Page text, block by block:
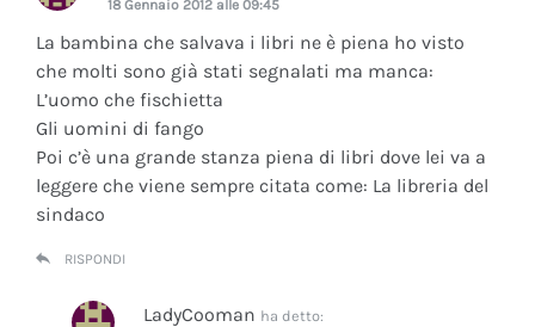
18 Gennaio 2012 alle 09:45
La bambina che salvava i libri ne è piena ho visto
che molti sono già stati segnalati ma manca:
L’uomo che fischietta
Gli uomini di fango
Poi c’è una grande stanza piena di libri dove lei va a
leggere che viene sempre citata come: La libreria del
sindaco
RISPONDI
LadyCooman ha detto: